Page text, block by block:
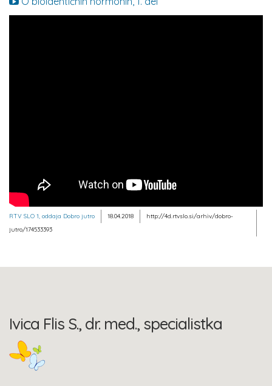
RTV SLO 1, oddaja Dobro jutro 18.04.2018
http://4d.rtvslo.si/arhiv/dobro-
jutro/174533393
Ivica Flis S., dr. med., specialistka